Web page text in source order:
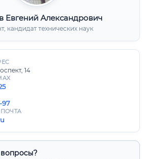
Евгений Александрович
кандидат технических наук
14
97